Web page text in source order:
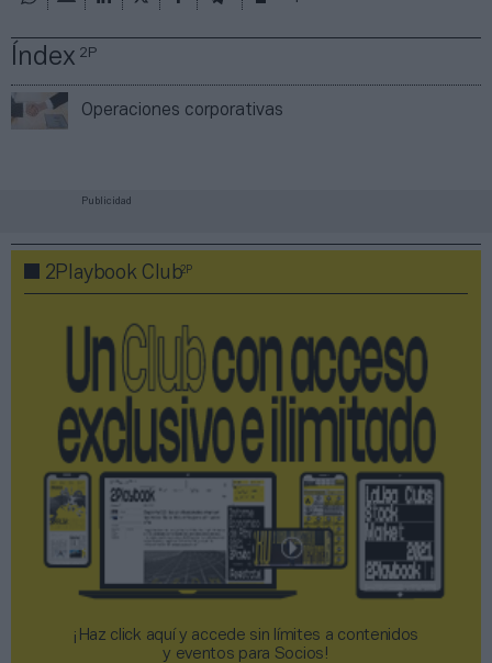
Índex2P
Operaciones corporativas
Publicidad
2Playbook Club2P
¡Haz click aquí y accede sin límites a contenidos
y eventos para Socios!​​​​​​​